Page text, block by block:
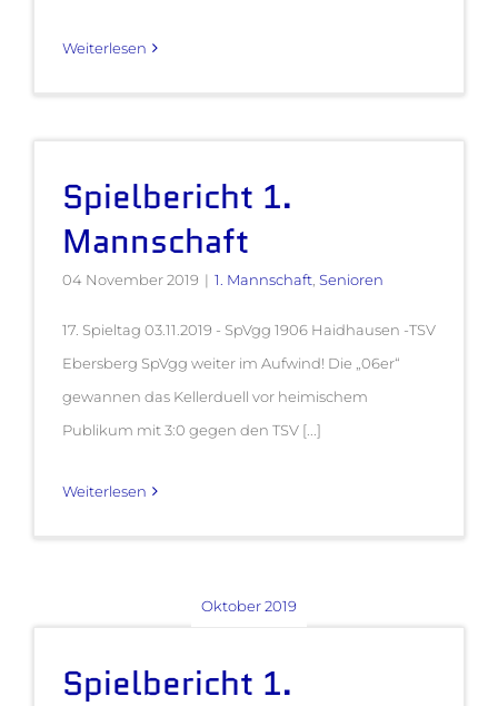
Weiterlesen
Spielbericht 1.
Mannschaft
04 November 2019 | 1. Mannschaft, Senioren
17. Spieltag 03.11.2019 - SpVgg 1906 Haidhausen -TSV
Ebersberg SpVgg weiter im Aufwind! Die „06er“
gewannen das Kellerduell vor heimischem
Publikum mit 3:0 gegen den TSV [...]
Weiterlesen
Oktober 2019
Spielbericht 1.